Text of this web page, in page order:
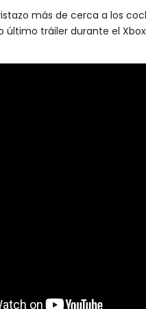
más de cerca a los
último tráiler durante el